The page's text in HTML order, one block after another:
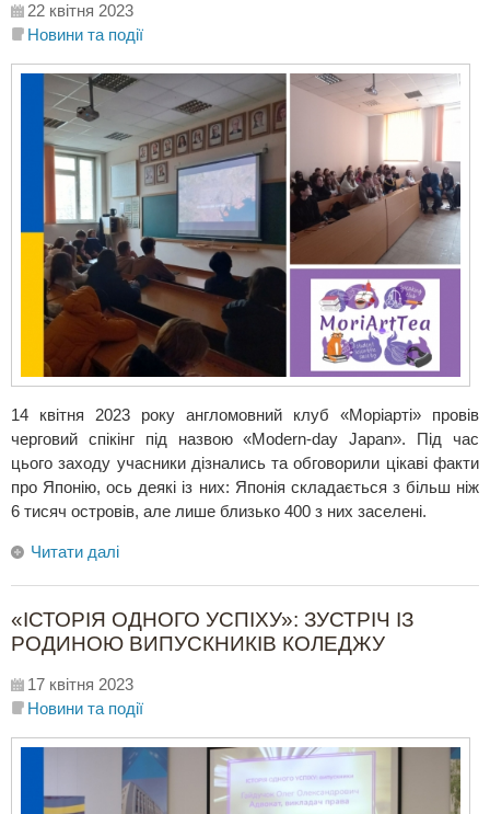
22 квітня 2023
Новини та події
14 квітня 2023 року англомовний клуб «Моріарті» провів
черговий спікінг під назвою «Modern-day Japan». Під час
цього заходу учасники дізнались та обговорили цікаві факти
про Японію, ось деякі із них: Японія складається з більш ніж
6 тисяч островів, але лише близько 400 з них заселені.
Читати далі
«ІСТОРІЯ ОДНОГО УСПІХУ»: ЗУСТРІЧ ІЗ
РОДИНОЮ ВИПУСКНИКІВ КОЛЕДЖУ
17 квітня 2023
Новини та події